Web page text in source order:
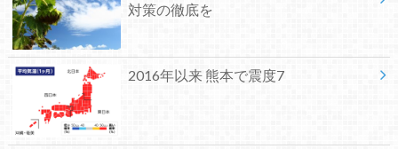
対策の徹底を
2016年以来 熊本で震度7